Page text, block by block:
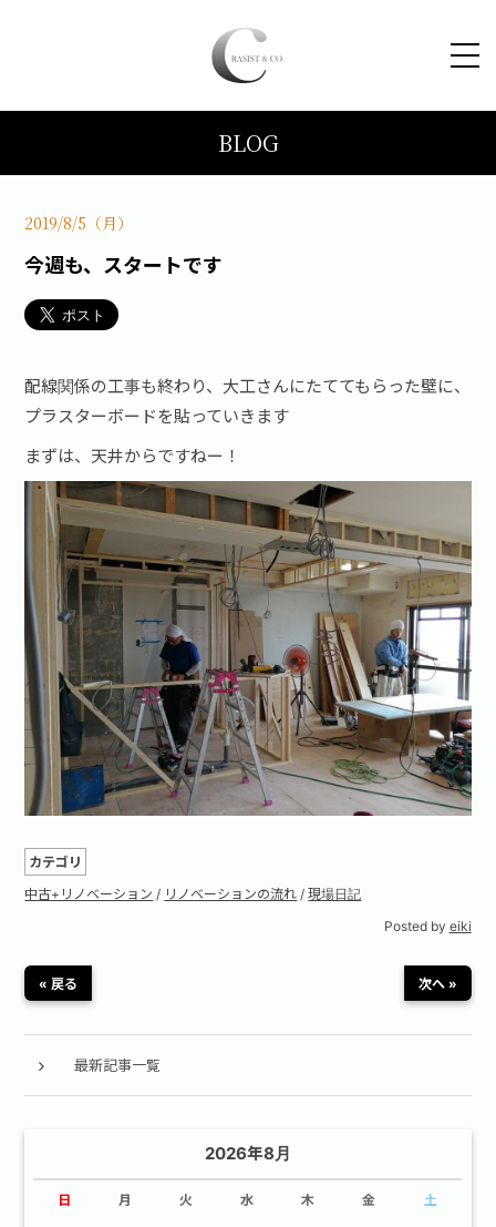
コンセプト
ブログ
会社案内
お問い合わせ·資料請求
BLOG
2019/8/5（月）
今週も、スタートです
配線関係の工事も終わり、大工さんにたててもらった壁に、
プラスターボードを貼っていきます
まずは、天井からですねー！
カテゴリ
中古+リノベーション / リノベーションの流れ /現場日記
Posted by eiki
« 戻る 次へ »
最新記事一覧
2026年8月
日 月 火 水 木 金 土